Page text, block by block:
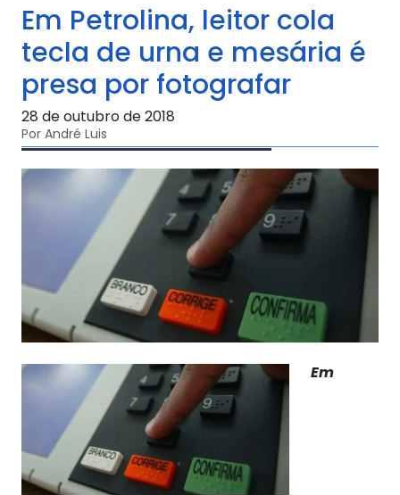
Em Petrolina, leitor cola
tecla de urna e mesária é
presa por fotografar
28 de outubro de 2018
Por André Luis
Em